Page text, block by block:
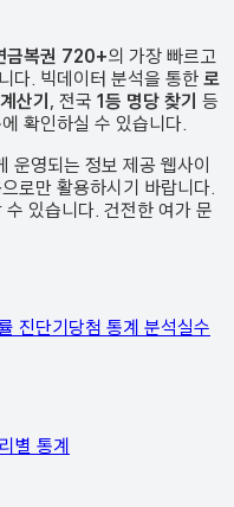
금복권 720+의 가장 빠르고
다. 빅데이터 분석을 통한 로
산기, 전국 1등 명당 찾기 등
확인하실 수 있습니다.
운영되는 정보 제공 웹사이
로만 활용하시기 바랍니다.
있습니다. 건전한 여가 문
진단기당첨 통계 분석실수
별 통계